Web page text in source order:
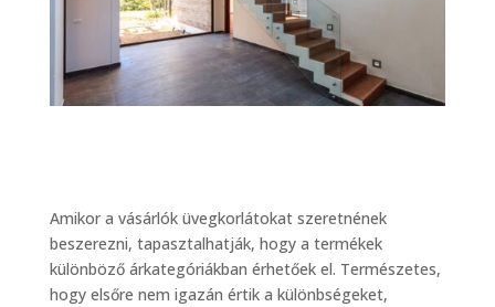
Amikor a vásárlók üvegkorlátokat szeretnének
beszerezni, tapasztalhatják, hogy a termékek
különböző árkategóriákban érhetőek el. Természetes,
hogy elsőre nem igazán értik a különbségeket,